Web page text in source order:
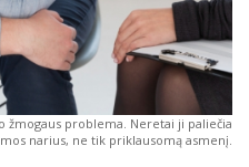
žmogaus problema. Neretai ji paliečia
narius, ne tik priklausomą asmenį.